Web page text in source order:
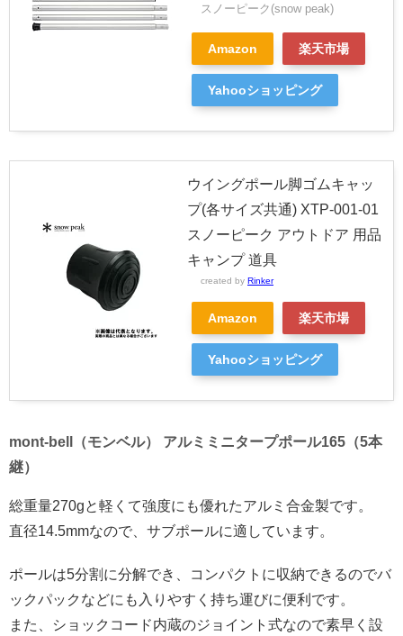
スノーピーク(snow peak)
Amazon 楽天市場
Yahooショッピング
ウイングポール脚ゴムキャッ
プ(各サイズ共通) XTP-001-01
スノーピーク アウトドア 用品
キャンプ 道具
created by Rinker
Amazon 楽天市場
Yahooショッピング
mont-bell（モンベル） アルミミニタープポール165（5本
継）
総重量270gと軽くて強度にも優れたアルミ合金製です。
直径14.5mmなので、サブポールに適しています。
ポールは5分割に分解でき、コンパクトに収納できるのでバ
ックパックなどにも入りやすく持ち運びに便利です。
また、ショックコード内蔵のジョイント式なので素早く設